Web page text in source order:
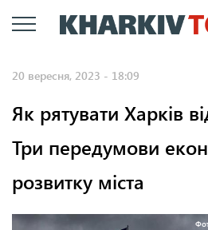
до
20 вересня, 2023 - 18:09
Як рятувати Харків
Три передумови
розвитку міста